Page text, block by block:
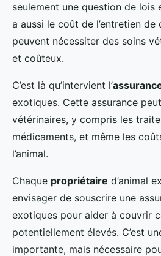
seulement une question de lois
a aussi le coût de l’entretien de
peuvent nécessiter des soins
et coûteux.
C’est là qu’intervient l’
exotiques. Cette assurance
vétérinaires, y compris les
médicaments, et même les
l’animal.
Chaque propriétaire d’animal
envisager de souscrire une
exotiques pour aider à couvrir
potentiellement élevés. C’est
importante, mais nécessaire